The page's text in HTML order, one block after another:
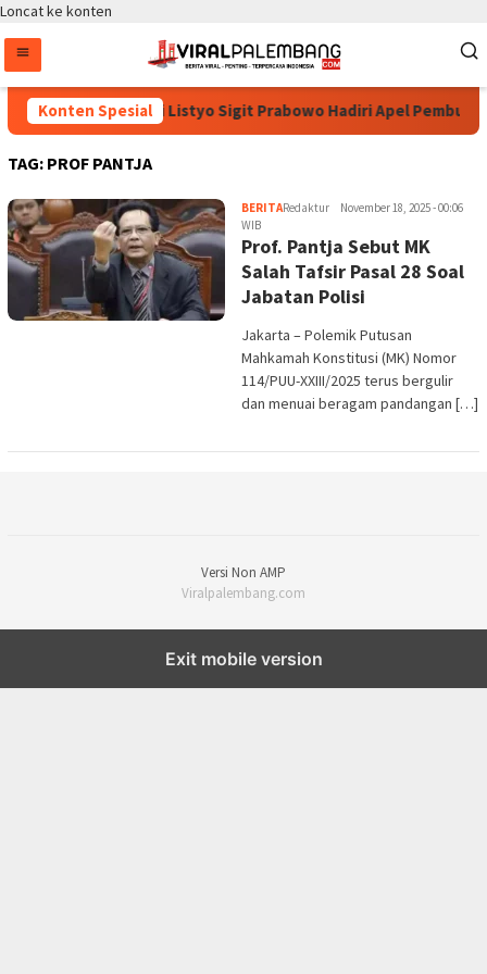
Loncat ke konten
Konten SpesialKapolri Listyo Sigit Prabowo Hadiri Apel
TAG: PROF PANTJA
BERITARedaktur
November 18, 2025 - 00:06
WIB
Prof. Pantja Sebut MK
Salah Tafsir Pasal 28 Soal
Jabatan Polisi
Jakarta – Polemik Putusan
Mahkamah Konstitusi (MK) Nomor
114/PUU-XXIII/2025 terus bergulir
dan menuai beragam pandangan […]
Versi Non AMP
Viralpalembang.com
Exit mobile version